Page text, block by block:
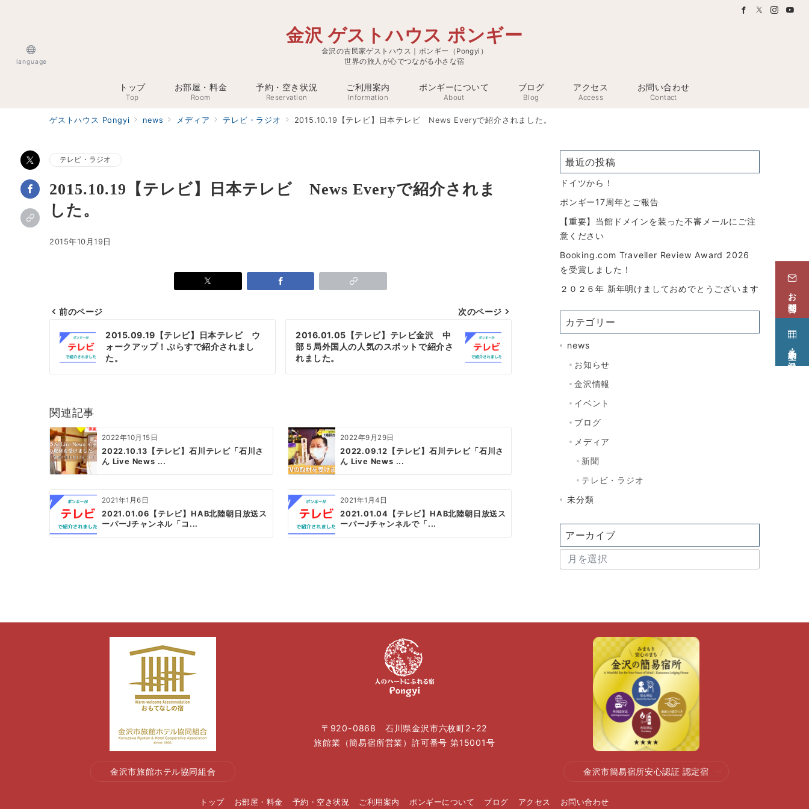
金沢 ゲストハウス ポンギー
金沢の古民家ゲストハウス｜ポンギー（Pongyi）
世界の旅人が心でつながる小さな宿
language
トップ
Top
お部屋・料金
Room
予約・空き状況
Reservation
ご利用案内
Information
ポンギーについて
About
ブログ
Blog
アクセス
Access
お問い合わせ
Contact
ゲストハウス Pongyi news メディア テレビ・ラジオ 2015.10.19【テレビ】日本テレビ News Everyで紹介されました。
テレビ・ラジオ
2015.10.19【テレビ】日本テレビ News Everyで紹介されま
した。
2015年10月19日
投
ナ
ゲ
ー
シ
ン
前のページ
2015.09.19【テレビ】日本テレビ ウ
ォークアップ！ぷらすで紹介されまし
た。
次のページ
2016.01.05【テレビ】テレビ金沢 中
部５局外国人の人気のスポットで紹介さ
れました。
関連記事
2022年10月15日
2022.10.13【テレビ】石川テレビ「石川さ
ん Live News ...
2022年9月29日
2022.09.12【テレビ】石川テレビ「石川さ
ん Live News ...
2021年1月6日
2021.01.06【テレビ】HAB北陸朝日放送ス
ーパーJチャンネル「コ...
2021年1月4日
2021.01.04【テレビ】HAB北陸朝日放送ス
ーパーJチャンネルで「...
最近の投稿
ドイツから！
ポンギー17周年とご報告
【重要】当館ドメインを装った不審メールにご注
意ください
Booking.com Traveller Review Award 2026
を受賞しました！
２０２６年 新年明けましておめでとうございます
カテゴリー
news
お知らせ
金沢情報
イベント
ブログ
メディア
新聞
テレビ・ラジオ
未分類
アーカイブ
ー
金沢市旅館ホテル協同組合
〒920-0868 石川県金沢市六枚町2-22
旅館業（簡易宿所営業）許可番号 第15001号
金沢市簡易宿所安心認証 認定宿
トップ お部屋・料金 予約・空き状況 ご利用案内 ポンギーについて ブログ アクセス お問い合わせ
お問合せ
予約・空き状況